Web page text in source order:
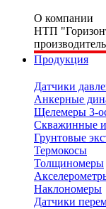
О компании
НТП
Продукция
Датчики
Анкерные
Щелемеры 3-
Скважинные
Грунтовые
Термокосы
Толщиномеры
Наклономеры
Датчики